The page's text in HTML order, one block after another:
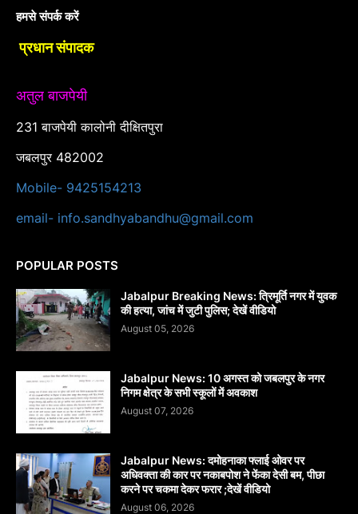
हमसे संपर्क करें
प्रधान संपादक
अतुल बाजपेयी
231 बाजपेयी कालोनी दीक्षितपुरा
जबलपुर 482002
Mobile- 9425154213
email- info.sandhyabandhu@gmail.com
POPULAR POSTS
Jabalpur Breaking News: त्रिमूर्ति नगर में युवक
की हत्या, जांच में जुटी पुलिस; देखें वीडियो
August 05, 2026
Jabalpur News: 10 अगस्त को जबलपुर के नगर
निगम क्षेत्र के सभी स्कूलों में अवकाश
August 07, 2026
Jabalpur News: दमोहनाका फ्लाई ओवर पर
अधिवक्ता की कार पर नकाबपोश ने फेंका देसी बम, पीछा
करने पर चकमा देकर फरार ;देखें वीडियो
August 06, 2026